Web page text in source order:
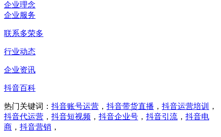
企业理念
企业服务
联系多荣多
行业动态
企业资讯
抖音百科
热门关键词： 抖音账号运营 ， 抖音带货直播 ， 抖音运营培训
，
抖音代运营 ， 抖音短视频 ， 抖音企业号 ， 抖音引流 ， 抖音电
商 ， 抖音营销 ，